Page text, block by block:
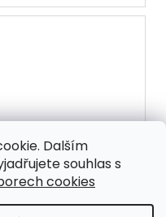
Dalším
souhlas s
cookies
Dámské černé plavky
se zlatým řetízkovým
pasem